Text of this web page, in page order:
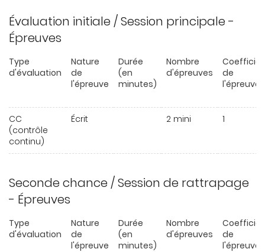
Évaluation initiale / Session principale -
Épreuves
Type
d'évaluation
Nature
de
l'épreuve
Durée
(en
minutes)
Nombre
d'épreuves
de
l'épreuve
CC
(contrôle
continu)
Écrit 2 mini 1
Seconde chance / Session de rattrapage
- Épreuves
Type
d'évaluation
Nature
de
l'épreuve
Durée
(en
minutes)
Nombre
d'épreuves
de
l'épreuve